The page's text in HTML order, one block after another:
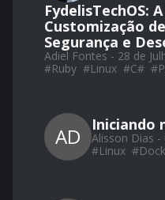
FydelisTechOS:
Customização
Segurança e
Adiel Fontes - 28 de
#Ruby #Linux #C# #
AD Iniciando
Alisson Dias -
#Linux #